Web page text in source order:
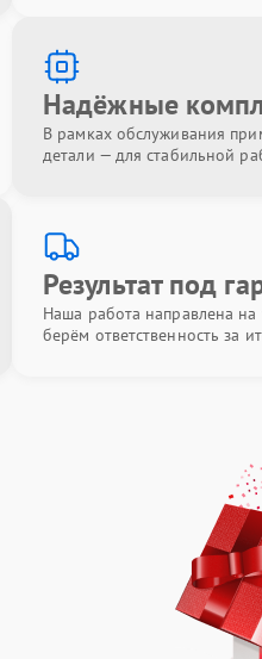
Надёжные
В рамках обслуживания
детали — для стабильной
Результат под
Наша работа направлена
берём ответственность за